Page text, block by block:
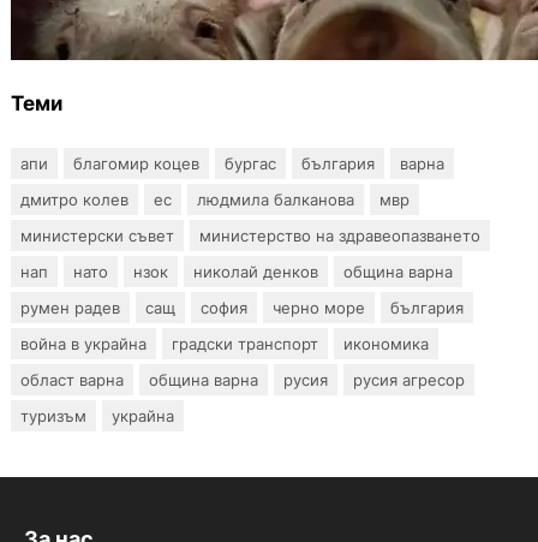
чума по свинете в стопанство край Варна
Теми
апи благомир коцев бургас българия
варна
дмитро колев
ес людмила балканова
мвр
министерски съвет
министерство на здравеопазването
нап
нато нзок николай денков
община варна
румен радев
сащ софия черно море
българия
война в украйна
градски транспорт
икономика
област варна
община варна русия
русия агресор
туризъм
украйна